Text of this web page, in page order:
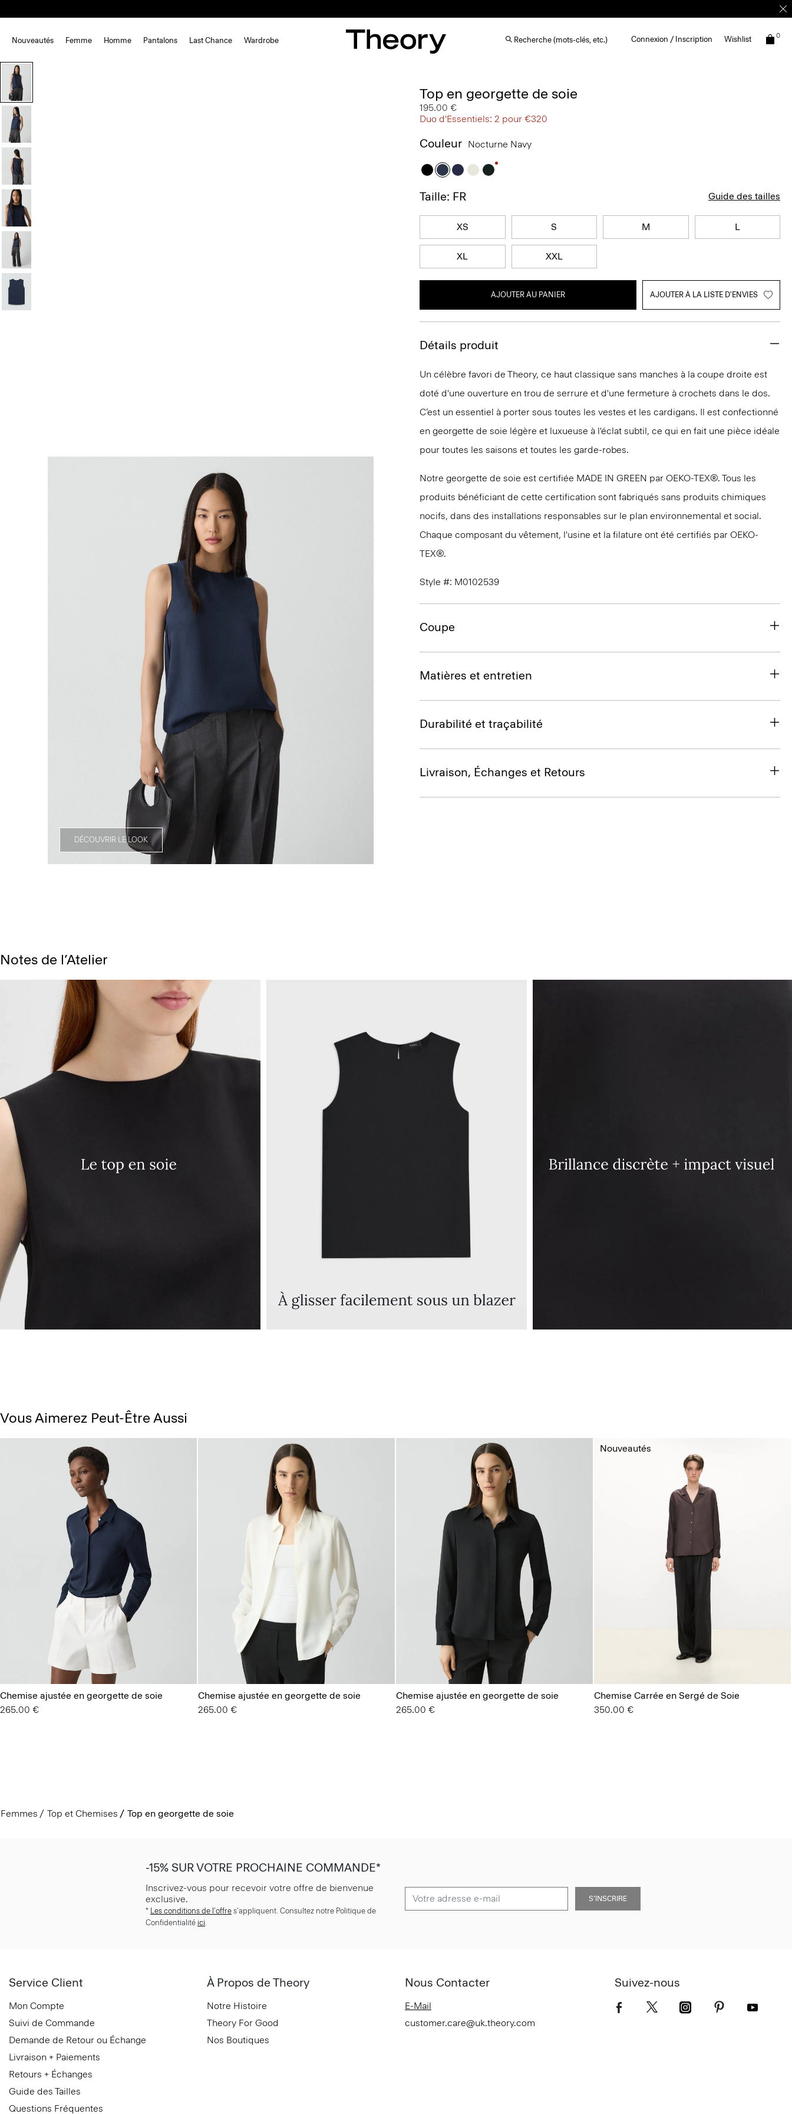
Nouveautés Femme Homme Pantalons Last Chance Wardrobe Recherche (mots-clés, etc.) Connexion / Inscription Wishlist 0
DÉCOUVRIR LE LOOK
Top en georgette de soie
195.00 €
Duo d'Essentiels: 2 pour €320
Couleur Nocturne Navy
Taille: FR Guide des tailles
XS S M L
XL XXL
AJOUTER AU PANIER AJOUTER À LA LISTE D'ENVIES
Détails produit
Un célèbre favori de Theory, ce haut classique sans manches à la coupe droite est
doté d'une ouverture en trou de serrure et d'une fermeture à crochets dans le dos.
C’est un essentiel à porter sous toutes les vestes et les cardigans. Il est confectionné
en georgette de soie légère et luxueuse à l'éclat subtil, ce qui en fait une pièce idéale
pour toutes les saisons et toutes les garde-robes.
Notre georgette de soie est certifiée MADE IN GREEN par OEKO-TEX®. Tous les
produits bénéficiant de cette certification sont fabriqués sans produits chimiques
nocifs, dans des installations responsables sur le plan environnemental et social.
Chaque composant du vêtement, l'usine et la filature ont été certifiés par OEKO-
TEX®.
Style #: M0102539
Coupe
Matières et entretien
Durabilité et traçabilité
Livraison, Échanges et Retours
Notes de l’Atelier
Vous Aimerez Peut-Être Aussi
Chemise ajustée en georgette de soie
265.00 €
Chemise ajustée en georgette de soie
265.00 €
Chemise ajustée en georgette de soie
265.00 €
Chemise Carrée en Sergé de Soie
350.00 €
Nouveautés
Femmes Top et Chemises Top en georgette de soie
-15% SUR VOTRE PROCHAINE COMMANDE*
Inscrivez-vous pour recevoir votre offre de bienvenue
exclusive.
* Les conditions de l'offre s'appliquent. Consultez notre Politique de
Confidentialité ici.
S’INSCRIRE
Service Client
Mon Compte
Suivi de Commande
Demande de Retour ou Échange
Livraison + Paiements
Retours + Échanges
Guide des Tailles
Questions Fréquentes
À Propos de Theory
Notre Histoire
Theory For Good
Nos Boutiques
Nous Contacter
E-Mail
customer.care@uk.theory.com
Suivez-nous